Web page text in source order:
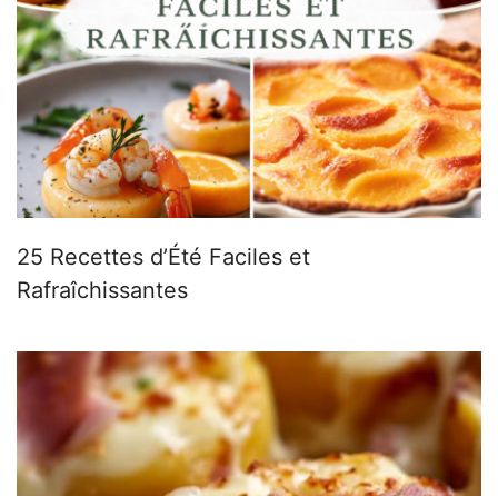
25 Recettes d’Été Faciles et
Rafraîchissantes